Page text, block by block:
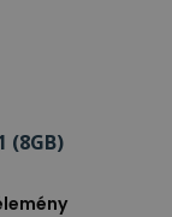
(8GB)